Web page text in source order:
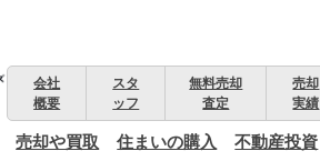
会社
概要
スタ
ッフ
無料売却
査定
売却
実績
売却や買取 住まいの購入 不動産投資